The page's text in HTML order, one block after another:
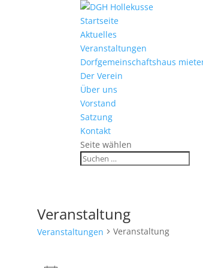
Startseite
Aktuelles
Veranstaltungen
Dorfgemeinschaftshaus
Der Verein
Über uns
Vorstand
Satzung
Kontakt
Seite wählen
Veranstaltung
Veranstaltungen Veranstaltung
Veranstaltungen